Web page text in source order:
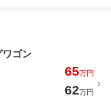
ワゴン
65万円
62万円